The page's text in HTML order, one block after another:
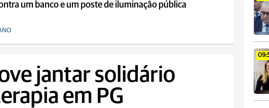
um banco e um poste de iluminação pública
jantar solidário
em PG